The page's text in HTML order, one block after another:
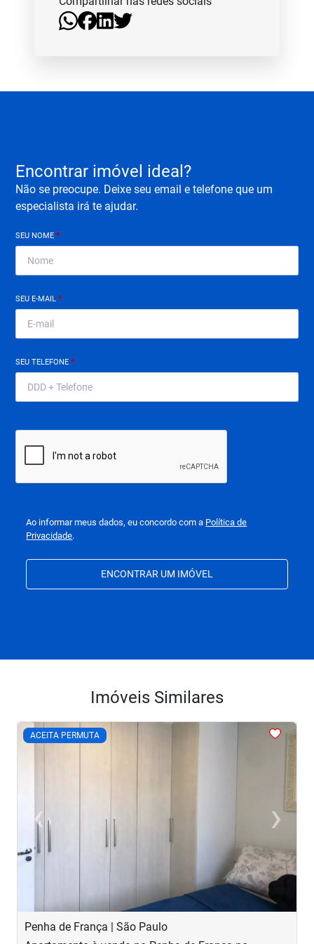
Encontrar imóvel ideal?
Não se preocupe. Deixe seu email e telefone que um
especialista irá te ajudar.
SEU NOME*
SEU E-MAIL*
SEU TELEFONE*
Ao informar meus dados, eu concordo com a Política de
Privacidade.
ENCONTRAR UM IMÓVEL
Imóveis Similares
ACEITA PERMUTA
<<<<
‹
Previous ›Next
Penha de França | São Paulo